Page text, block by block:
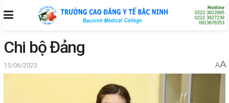
Hotline
0222 3822895
0222 3827239
0913876353
Chi bộ Đảng
15/06/2023 AA